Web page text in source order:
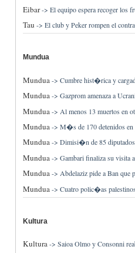
Eibar-> El equipo espera recoger los
Tau -> El club y Peker rompen el
Mundua
Mundua-> Cumbre hist�rica y
Mundua-> Gazprom amenaza a
Mundua -> Al menos 13 muertos en
Mundua-> M�s de 170 detenidos en
Mundua-> Dimisi�n de 85
Mundua-> Gambari finaliza su visita
Mundua-> Abdelaziz pide a Ban que
Mundua -> Cuatro polic�as
Kultura
Kultura-> Saioa Olmo y Consonni